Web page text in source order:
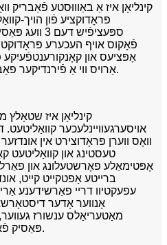
קינליאָן איז אַ באַוווּסטע פֿאַבריק
פּראָדוקציע פֿון הויך-
ספּעציפֿיש
פֿאָקוס אויף העכערע פּראָדוקט
אָפּציעס און קאָנקורענטפֿעיִקע
אַרויס ווי אַ פֿירנדיקער פאַבריקאַנט אין דער אינדוסטריע.
קינליאָן איז שטאָלץ
וואָס ווערן פּראָדוצירט אין
טעסטינג און קוואַליטעט
אָפּטימאַלע פאָרשטעלונג און
ברייטע אָפטקייט קייט,
עפעקטיוו דריי פאַרשידענע
אָנווער אָדער
מאַטעריאַלס ענשורז
פּאַסיק פֿאַר ווערסאַטאַל אַפּלאַקיישאַנז.